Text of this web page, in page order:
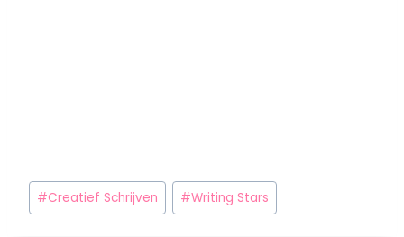
#Creatief Schrijven #Writing Stars